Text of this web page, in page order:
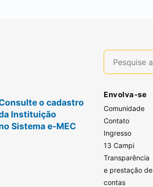
o cadastro
Instituição
Sistema e-MEC
Envolva-se
Comunidade
Contato
Ingresso
13 Campi
Transparência
e prestação de
contas